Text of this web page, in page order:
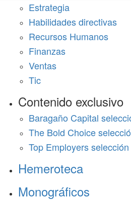
Estrategia
Habilidades directivas
Recursos Humanos
Finanzas
Ventas
Tic
Contenido exclusivo
Baragaño Capital
The Bold Choice
Top Employers
Hemeroteca
Monográficos